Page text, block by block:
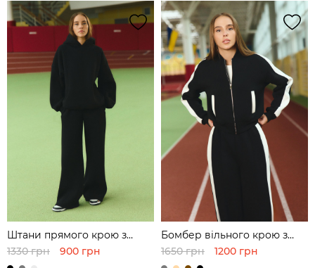
Штани прямого крою з
футера
1330 грн 900 грн
Бомбер вільного крою з
контрастними деталями
1650 грн 1200 грн